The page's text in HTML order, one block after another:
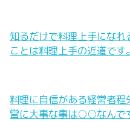
知るだけで料理上手にな
ことは料理上手の近道です。
料理に自信がある経営者
営に大事な事は○○なんで